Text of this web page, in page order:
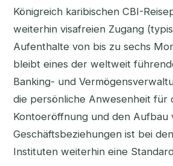
Königreich karibischen CBI-
weiterhin visafreien Zugang
Aufenthalte von bis zu sechs
bleibt eines der weltweit
Banking- und
die persönliche Anwesenheit für
Kontoeröffnung und den Aufbau
Geschäftsbeziehungen ist bei
Instituten weiterhin eine